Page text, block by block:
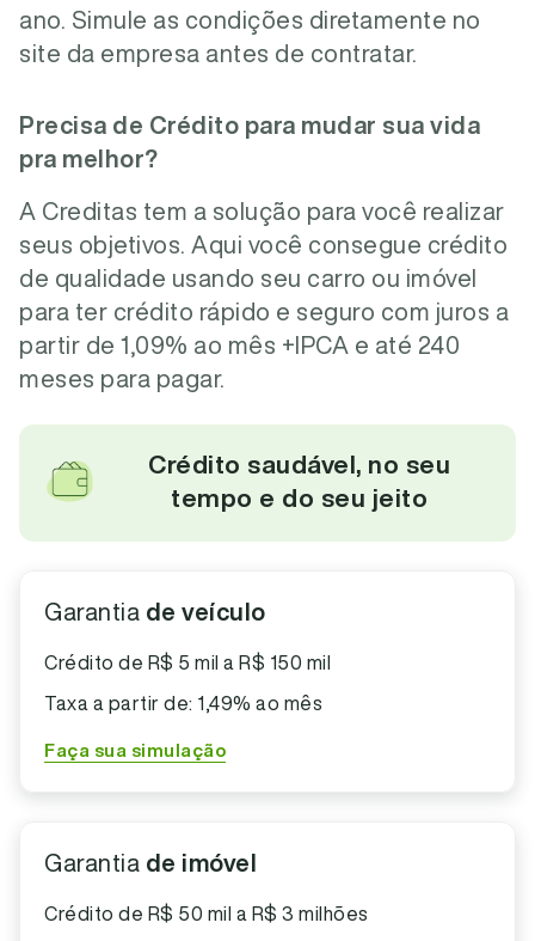
ano. Simule as condições diretamente no
site da empresa antes de contratar.
Precisa de Crédito para mudar sua vida
pra melhor?
A Creditas tem a solução para você realizar
seus objetivos. Aqui você consegue crédito
de qualidade usando seu carro ou imóvel
para ter crédito rápido e seguro com juros a
partir de 1,09% ao mês +IPCA e até 240
meses para pagar.
Crédito saudável, no seu
tempo e do seu jeito
Garantia de veículo
Crédito de R$ 5 mil a R$ 150 mil
Taxa a partir de: 1,49% ao mês
Faça sua simulação
Garantia de imóvel
Crédito de R$ 50 mil a R$ 3 milhões